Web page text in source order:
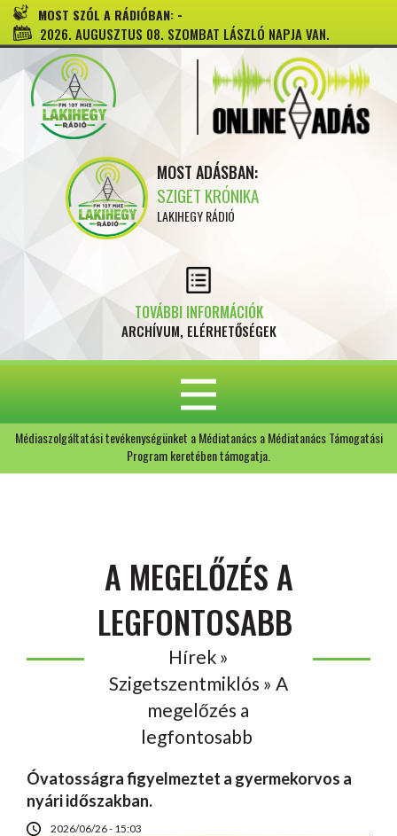
MOST SZÓL A RÁDIÓBAN: -
2026. AUGUSZTUS 08. SZOMBAT LÁSZLÓ NAPJA VAN.
MOST ADÁSBAN:
SZIGET KRÓNIKA
LAKIHEGY RÁDIÓ
TOVÁBBI INFORMÁCIÓK
ARCHÍVUM, ELÉRHETŐSÉGEK
Médiaszolgáltatási tevékenységünket a Médiatanács a Médiatanács Támogatási
Program keretében támogatja.
A MEGELŐZÉS A
LEGFONTOSABB
Hírek »
Szigetszentmiklós » A
megelőzés a
legfontosabb
Óvatosságra figyelmeztet a gyermekorvos a
nyári időszakban.
2026/06/26 - 15:03